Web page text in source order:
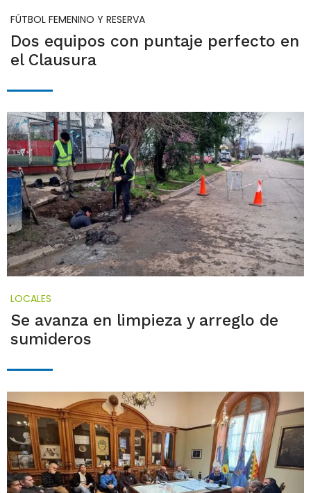
FÚTBOL FEMENINO Y RESERVA
Dos equipos con puntaje perfecto en
el Clausura
LOCALES
Se avanza en limpieza y arreglo de
sumideros